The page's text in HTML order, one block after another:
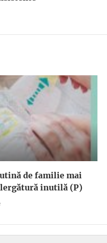
de familie mai
inutilă (P)